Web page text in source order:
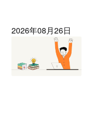
2026年08月26日